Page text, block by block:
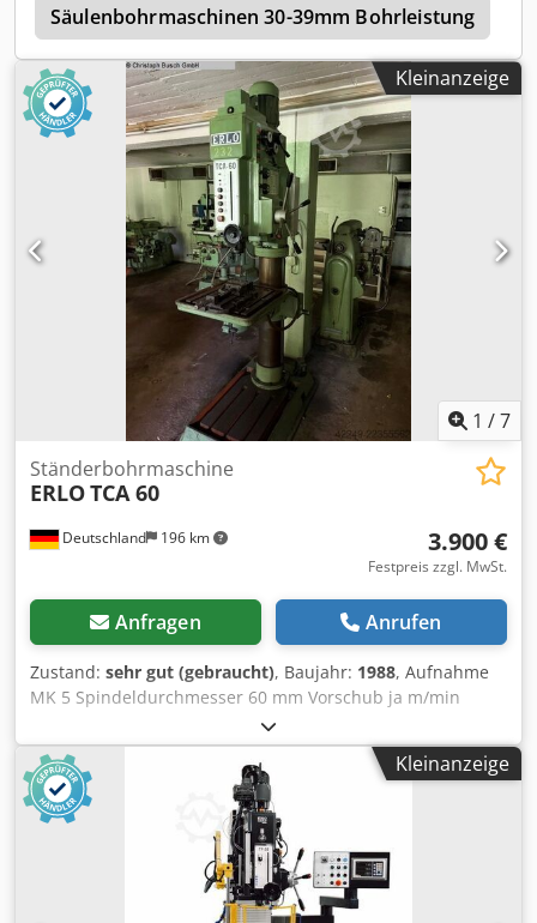
Säulenbohrmaschinen 30-39mm Bohrleistung
Kleinanzeige
1 /7
Deutschland 196 km
Ständerbohrmaschine
ERLOTCA 60
3.900 €
Festpreis zzgl. MwSt.
Anfragen Anrufen
Zustand: sehr gut (gebraucht), Baujahr: 1988, Aufnahme
MK 5 Spindeldurchmesser 60 mm Vorschub ja m/min
Maschinengewicht ca. 1,1 t Dcodjzmixmepfx Al Rsk
Kleinanzeige